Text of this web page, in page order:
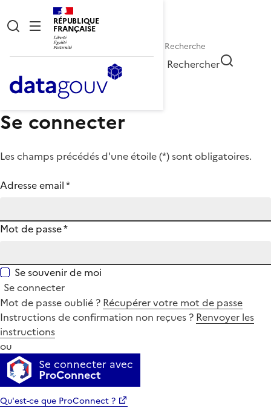
RÉPUBLIQUE
FRANÇAISE
Rechercher
Se connecter
Les champs précédés d'une étoile (*) sont obligatoires.
Adresse email*
Mot de passe*
Se souvenir de moi
Se connecter
Mot de passe oublié ? Récupérer votre mot de passe
Instructions de confirmation non reçues ? Renvoyer les
instructions
ou
Se connecter avec
ProConnect
Qu'est-ce que ProConnect ?